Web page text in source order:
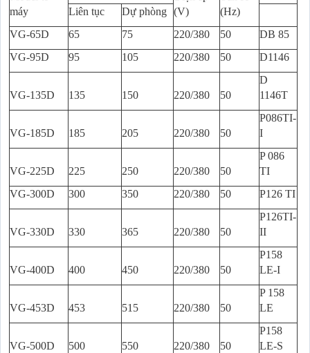
máy
(V)
(Hz)
Liên tục
Dự phòng
VG-65D
65 75 220/380 50
DB 85
VG-95D
95 105 220/380 50 D1146
VG-135D 135 150 220/380 50
D
1146T
VG-185D 185 205 220/380 50
P086TI-
I
VG-225D 225 250 220/380 50
P 086
TI
VG-300D
300 350 220/380 50 P126 TI
VG-330D 330 365 220/380 50
P126TI-
II
VG-400D 400 450 220/380 50
P158
LE-I
VG-453D 453 515 220/380 50
P 158
LE
VG-500D 500 550 220/380 50
P158
LE-S